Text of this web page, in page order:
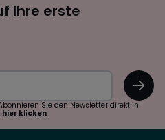
abonnieren
Ihre erste
OK
Sie den Newsletter direkt in
hier klicken